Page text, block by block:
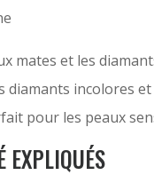
mates et les
incolores
pour les peaux
EXPLIQUÉS